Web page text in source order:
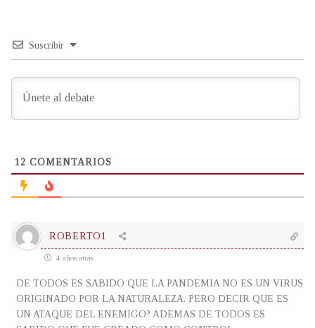
Suscribir
12 COMENTARIOS
ROBERTO1
4 años atrás
DE TODOS ES SABIDO QUE LA PANDEMIA NO ES UN VIRUS
ORIGINADO POR LA NATURALEZA, PERO DECIR QUE ES
UN ATAQUE DEL ENEMIGO? ADEMAS DE TODOS ES